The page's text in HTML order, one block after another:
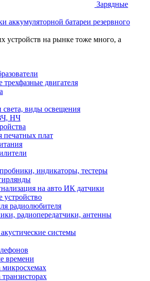
Зарядные
аккумуляторной батареи резервного
устройств на рынке тоже много, а
двигателя
виды освещения
НЧ
печатных плат
индикаторы, тестеры
на авто ИК датчики
устройство
радиолюбителя
радиопередатчики, антенны
системы
времени
микросхемах